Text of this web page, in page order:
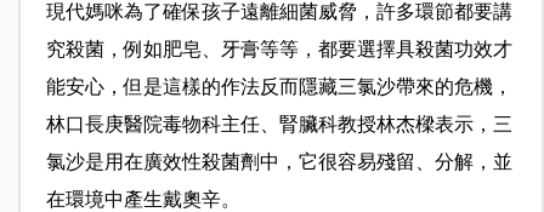
現代媽咪為了確保孩子遠離細菌威脅，許多環節都要講
究殺菌，例如肥皂、牙膏等等，都要選擇具殺菌功效才
能安心，但是這樣的作法反而隱藏三氯沙帶來的危機，
林口長庚醫院毒物科主任、腎臟科教授林杰樑表示，三
氯沙是用在廣效性殺菌劑中，它很容易殘留、分解，並
在環境中產生戴奧辛。